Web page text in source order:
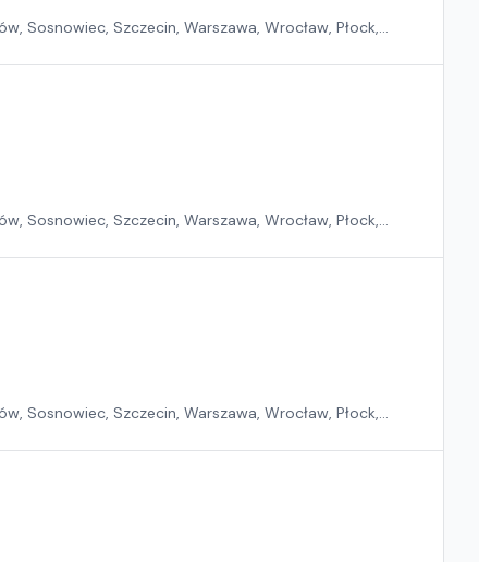
Sosnowiec, Szczecin, Warszawa, Wrocław, Płock,
Sosnowiec, Szczecin, Warszawa, Wrocław, Płock,
Sosnowiec, Szczecin, Warszawa, Wrocław, Płock,